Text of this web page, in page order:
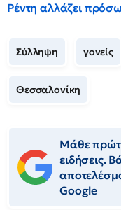
Ρέντη αλλάζει
Σύλληψη γονείς
Θεσσαλονίκη
Μάθε
ειδήσεις.
Google